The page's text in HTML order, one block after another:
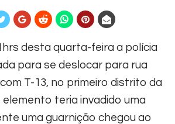
desta quarta-feira a polícia
para se deslocar para rua
T-13, no primeiro distrito da
elemento teria invadido uma
uma guarnição chegou ao